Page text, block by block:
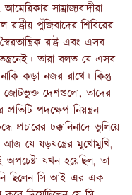
সাম্রাজ্যবাদীরা
পুঁজিবাদের শিবিরের
রাষ্ট্র এবং এসব
তারা বলত যে এসব
কড়া নজর রাখে। কিন্তু
জোটভুক্ত দেশগুলো, তাদের
পদক্ষেপ নিয়ন্ত্রন
প্রচারের ঢক্কানিনাদে ভুলিয়ে
যে ষড়যন্ত্রের মুখোমুখি,
যখন হয়েছিল, তা
ছিলেন সি আই এর এক